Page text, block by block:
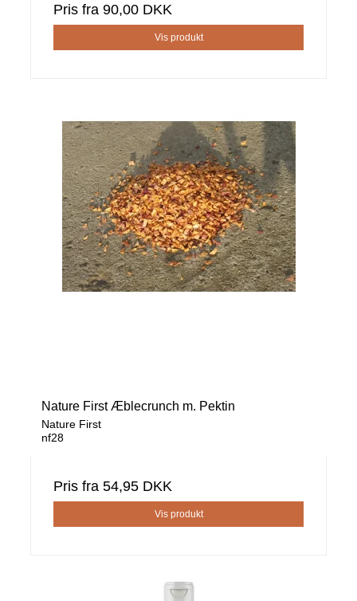
Pris fra 90,00 DKK
Vis produkt
Nature First Æblecrunch m. Pektin
Nature First
nf28
Pris fra 54,95 DKK
Vis produkt